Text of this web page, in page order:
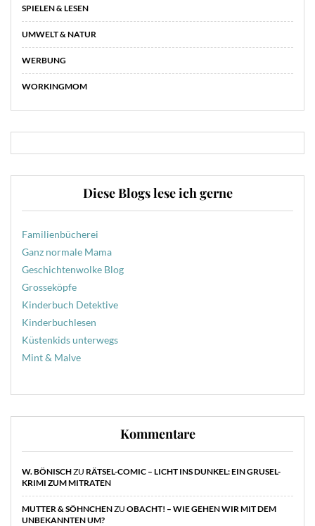
SPIELEN & LESEN
UMWELT & NATUR
WERBUNG
WORKINGMOM
Diese Blogs lese ich gerne
Familienbücherei
Ganz normale Mama
Geschichtenwolke Blog
Grosseköpfe
Kinderbuch Detektive
Kinderbuchlesen
Küstenkids unterwegs
Mint & Malve
Kommentare
W. BÖNISCHZU RÄTSEL-COMIC – LICHT INS DUNKEL: EIN GRUSEL-
KRIMI ZUM MITRATEN
MUTTER & SÖHNCHENZU OBACHT! – WIE GEHEN WIR MIT DEM
UNBEKANNTEN UM?